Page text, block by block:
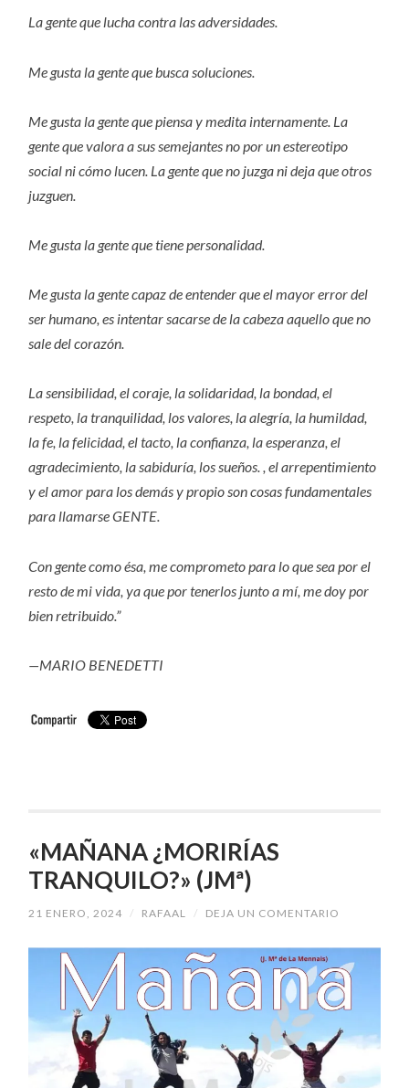
La gente que lucha contra las adversidades.
Me gusta la gente que busca soluciones.
Me gusta la gente que piensa y medita internamente. La
gente que valora a sus semejantes no por un estereotipo
social ni cómo lucen. La gente que no juzga ni deja que otros
juzguen.
Me gusta la gente que tiene personalidad.
Me gusta la gente capaz de entender que el mayor error del
ser humano, es intentar sacarse de la cabeza aquello que no
sale del corazón.
La sensibilidad, el coraje, la solidaridad, la bondad, el
respeto, la tranquilidad, los valores, la alegría, la humildad,
la fe, la felicidad, el tacto, la confianza, la esperanza, el
agradecimiento, la sabiduría, los sueños. , el arrepentimiento
y el amor para los demás y propio son cosas fundamentales
para llamarse GENTE.
Con gente como ésa, me comprometo para lo que sea por el
resto de mi vida, ya que por tenerlos junto a mí, me doy por
bien retribuido.”
—MARIO BENEDETTI
«MAÑANA ¿MORIRÍAS
TRANQUILO?» (JMª)
21 ENERO, 2024 / RAFAAL / DEJA UN COMENTARIO